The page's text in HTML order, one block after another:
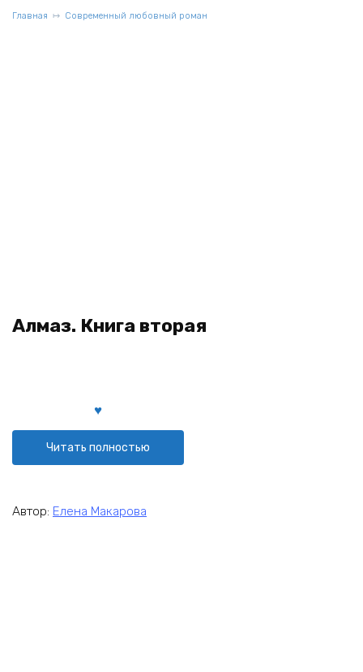
Главная Современный любовный роман
Алмаз. Книга вторая
Читать полностью
Автор: Елена Макарова